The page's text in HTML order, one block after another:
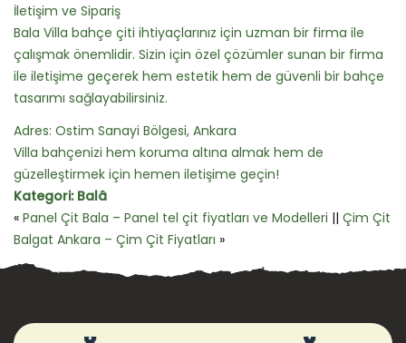
İletişim ve Sipariş
Bala Villa bahçe çiti ihtiyaçlarınız için uzman bir firma ile
çalışmak önemlidir. Sizin için özel çözümler sunan bir firma
ile iletişime geçerek hem estetik hem de güvenli bir bahçe
tasarımı sağlayabilirsiniz.
Adres: Ostim Sanayi Bölgesi, Ankara
Villa bahçenizi hem koruma altına almak hem de
güzelleştirmek için hemen iletişime geçin!
Kategori: Balâ
« Panel Çit Bala – Panel tel çit fiyatları ve Modelleri || Çim Çit
Balgat Ankara – Çim Çit Fiyatları »